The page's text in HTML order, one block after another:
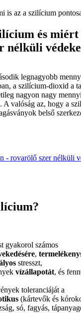
is az a szilícium
és miért
nélküli
legnagyobb
a szilícium-dioxid a
nagyon nagy
A valóság az, hogy a
belső
gyakorol számos
,
stresszt,
vízállapotát, és
toleranciáját a
(kártevők és
só, fagyás,